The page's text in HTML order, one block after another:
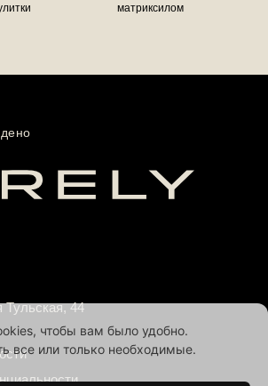
матриксилом
44
чтобы вам было удобно.
все или только необходимые.